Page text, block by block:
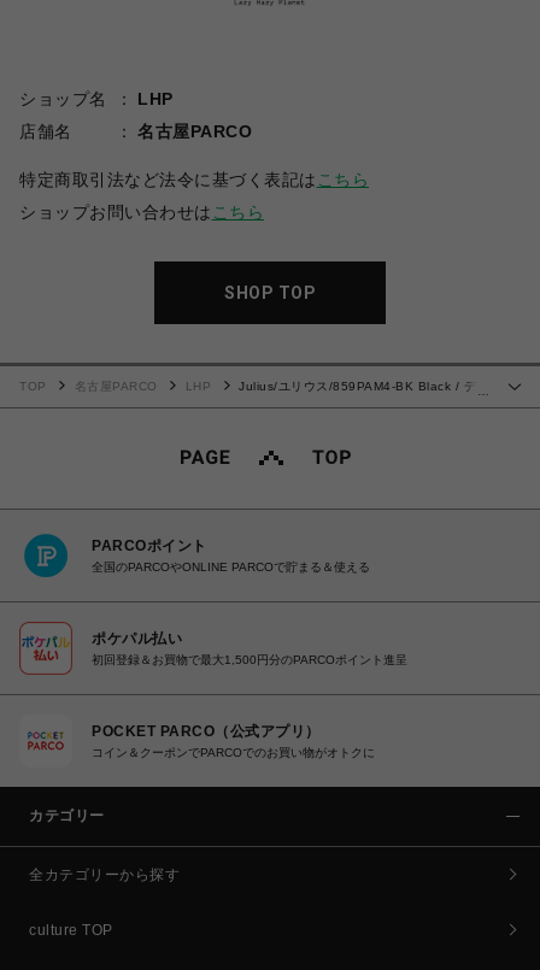
ショップ名
LHP
店舗名
名古屋PARCO
特定商取引法など法令に基づく表記は こちら
ショップお問い合わせは こちら
SHOP TOP
…
TOP 名古屋PARCO LHP
Julius/ユリウス/859PAM4-BK Black / デニ
PARCOポイント
全国のPARCOやONLINE PARCOで貯まる＆使える
ポケパル払い
初回登録＆お買物で最大1,500円分のPARCOポイント進呈
POCKET PARCO（公式アプリ）
コイン＆クーポンでPARCOでのお買い物がオトクに
カテゴリー
全カテゴリーから探す
culture TOP